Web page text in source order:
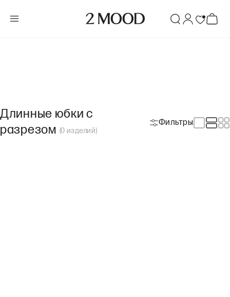
Длинные юбки с
разрезом (0 изделий)
Фильтры